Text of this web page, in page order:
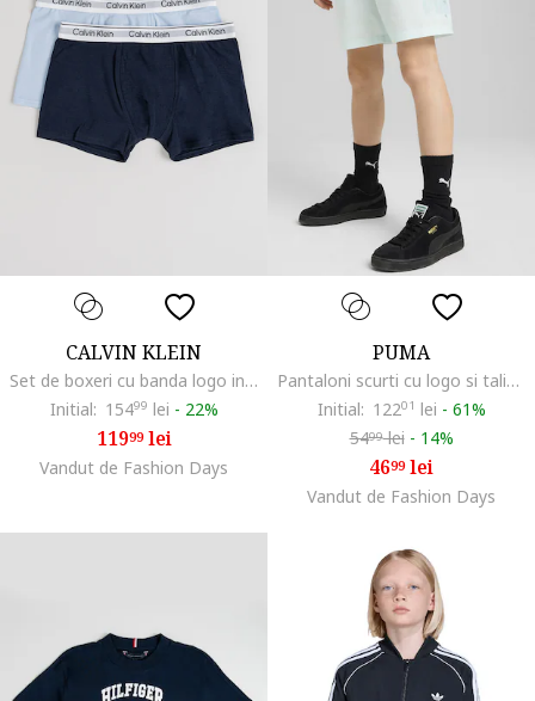
CALVIN KLEIN
Set de boxeri cu banda logo in talie - 2 Perechi, Albastru inchis/Albastru
Initial: 15499 lei - 22%
11999lei
Vandut de Fashion Days
PUMA
Pantaloni scurti cu logo si talie elastica, Albastru glaciar
Initial: 12201 lei - 61%
5499lei - 14%
4699lei
Vandut de Fashion Days